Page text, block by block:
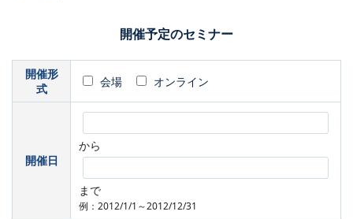
開催予定のセミナー
開催形
式
会場 オンライン
開催日
から
まで
例：2012/1/1～2012/12/31